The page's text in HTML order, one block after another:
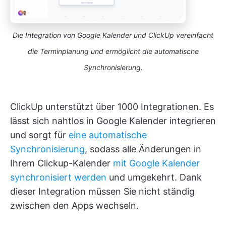
Die Integration von Google Kalender und ClickUp vereinfacht
die Terminplanung und ermöglicht die automatische
Synchronisierung.
ClickUp unterstützt über 1000 Integrationen. Es
lässt sich nahtlos in Google Kalender integrieren
und sorgt für eine automatische
Synchronisierung, sodass alle Änderungen in
Ihrem Clickup-Kalender mit Google Kalender
synchronisiert werden und umgekehrt. Dank
dieser Integration müssen Sie nicht ständig
zwischen den Apps wechseln.